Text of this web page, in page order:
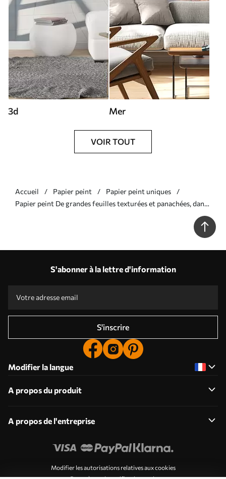
3d Mer
VOIR TOUT
Accueil Papier peint
Papier peint uniques
Papier peint De grandes feuilles texturées et panachées, dans
des tons de vert, de rouge et de marron, sur un fond clair N°
S'abonner à la lettre d'information
S'inscrire
Modifier la langue
A propos du produit
A propos de l'entreprise
Modifier les autorisations relatives aux cookies